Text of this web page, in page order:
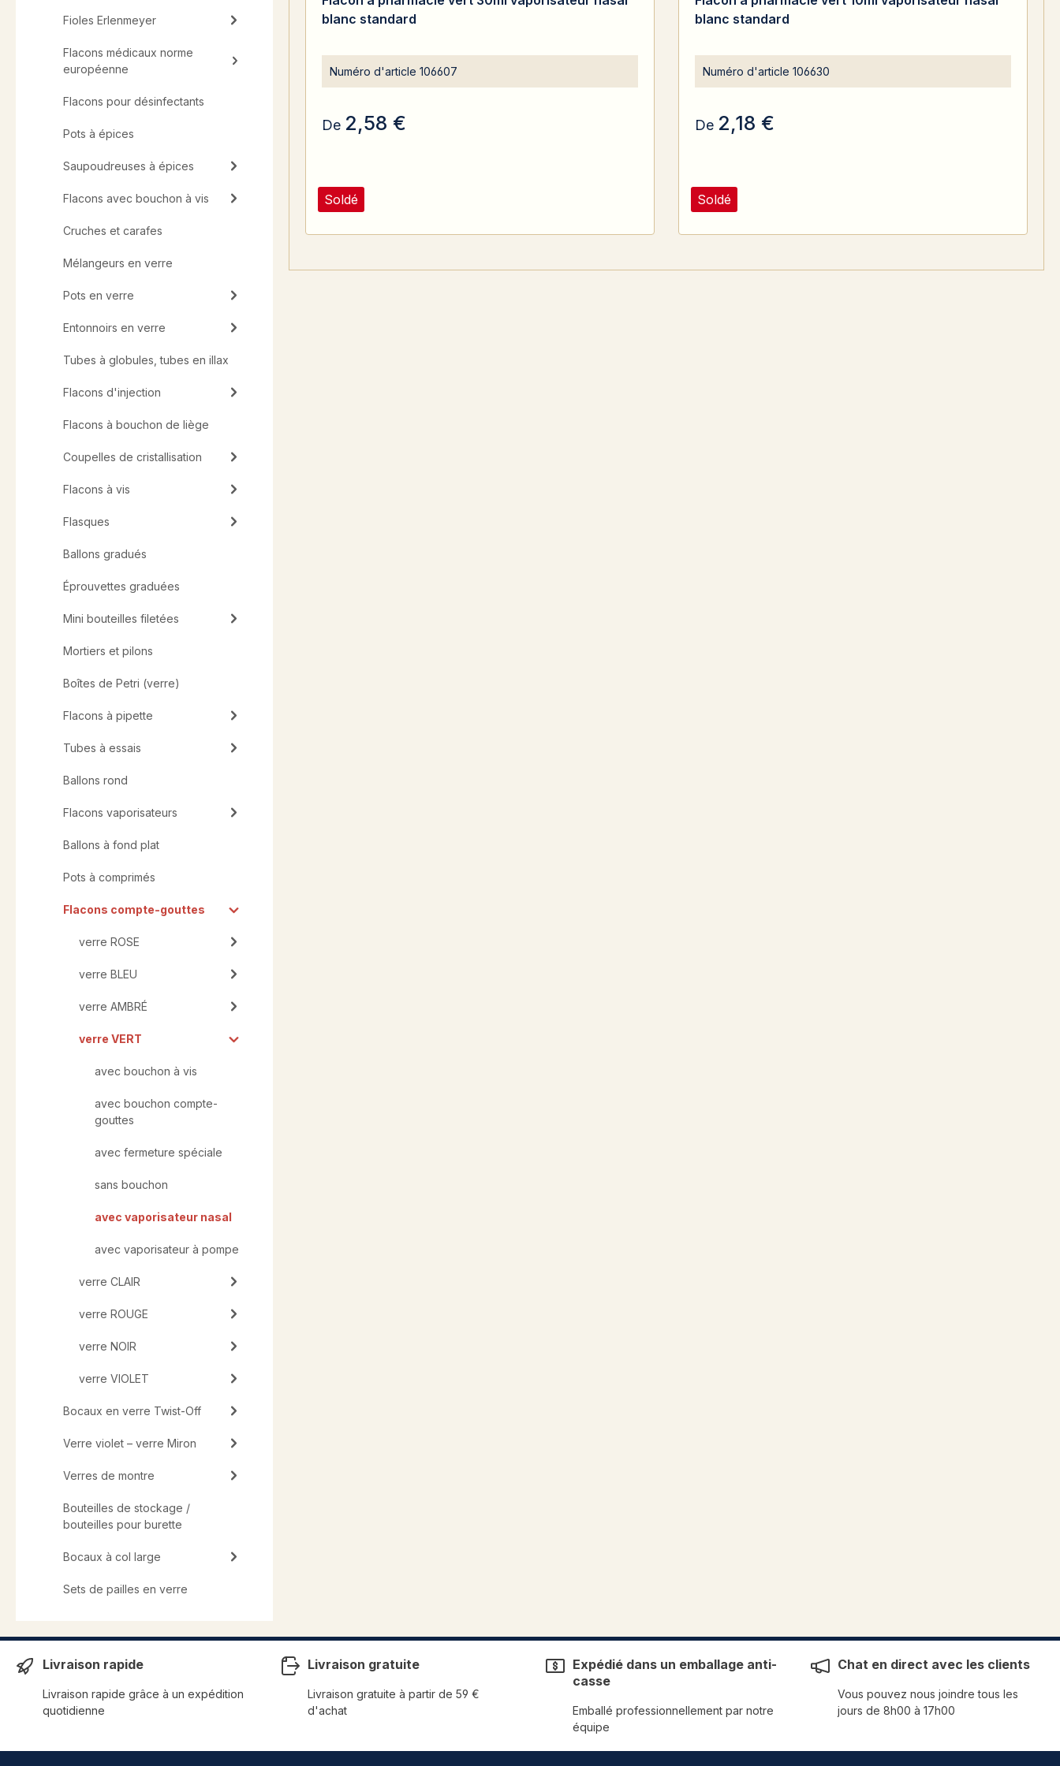
Fioles Erlenmeyer
Flacons médicaux norme
européenne
Flacons pour désinfectants
Pots à épices
Saupoudreuses à épices
Flacons avec bouchon à vis
Cruches et carafes
Mélangeurs en verre
Pots en verre
Entonnoirs en verre
Tubes à globules, tubes en illax
Flacons d'injection
Flacons à bouchon de liège
Coupelles de cristallisation
Flacons à vis
Flasques
Ballons gradués
Éprouvettes graduées
Mini bouteilles filetées
Mortiers et pilons
Boîtes de Petri (verre)
Flacons à pipette
Tubes à essais
Ballons rond
Flacons vaporisateurs
Ballons à fond plat
Pots à comprimés
Flacons compte-gouttes
verre ROSE
verre BLEU
verre AMBRÉ
verre VERT
avec bouchon à vis
avec bouchon compte-
gouttes
avec fermeture spéciale
sans bouchon
avec vaporisateur nasal
avec vaporisateur à pompe
verre CLAIR
verre ROUGE
verre NOIR
verre VIOLET
Bocaux en verre Twist-Off
Verre violet – verre Miron
Verres de montre
Bouteilles de stockage /
bouteilles pour burette
Bocaux à col large
Sets de pailles en verre
Soldé
blanc standard
Numéro d'article 106607
De 2,58 €
Soldé
blanc standard
Numéro d'article 106630
De 2,18 €
Livraison rapide
Livraison rapide grâce à un expédition
quotidienne
Livraison gratuite
Livraison gratuite à partir de 59 €
d'achat
Expédié dans un emballage anti-
casse
Emballé professionnellement par notre
équipe
Chat en direct avec les clients
Vous pouvez nous joindre tous les
jours de 8h00 à 17h00